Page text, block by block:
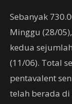
Sebanyak
Minggu (28/
kedua
(11/06). Total
pentavalent
telah berada